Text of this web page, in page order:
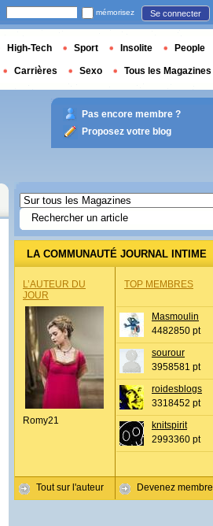
LA COMMUNAUTÉ JOURNAL INTIME
L’AUTEUR DU
JOUR
Romy21
Tout sur l'auteur
TOP MEMBRES
Masmoulin
4482850 pt
sourour
3958581 pt
roidesblogs
3318452 pt
knitspirit
2993360 pt
Devenez membre
mémorisez Se connecter
High-Tech Sport Insolite People
Carrières Sexo Tous les Magazines
Pas encore membre ?
Proposez votre blog